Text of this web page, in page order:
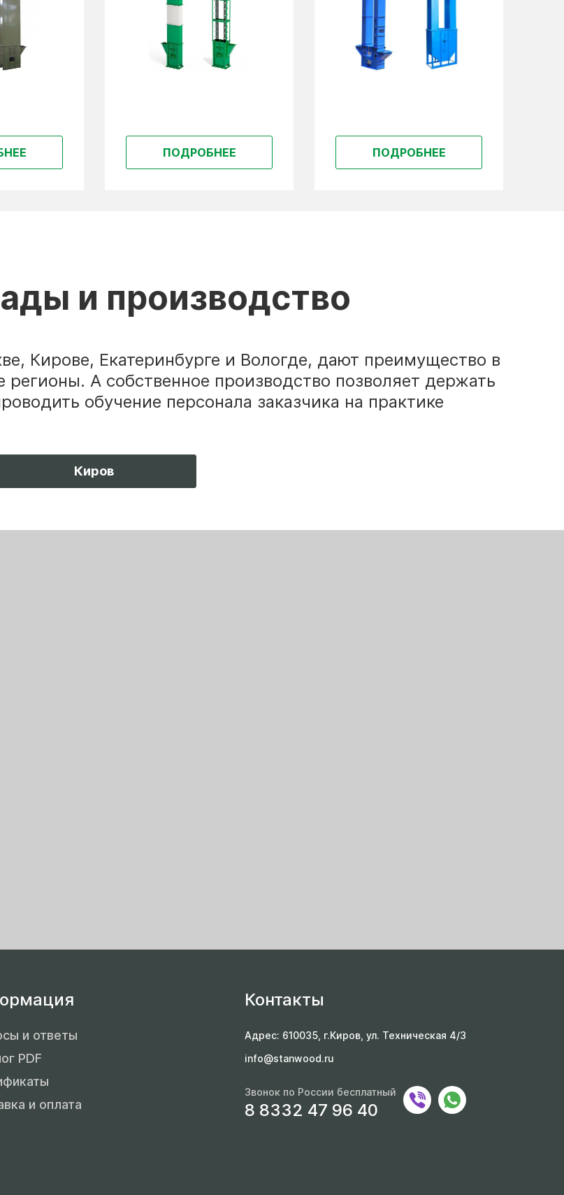
ПОДРОБНЕЕ ПОДРОБНЕЕ
и производство
Кирове, Екатеринбурге и Вологде, дают преимущество в
А собственное производство позволяет держать
обучение персонала заказчика на практике
Киров
и ответы
PDF
и оплата
Контакты
Адрес: 610035, г.Киров, ул. Техническая 4/3
info@stanwood.ru
Звонок по России бесплатный
8 8332 47 96 40